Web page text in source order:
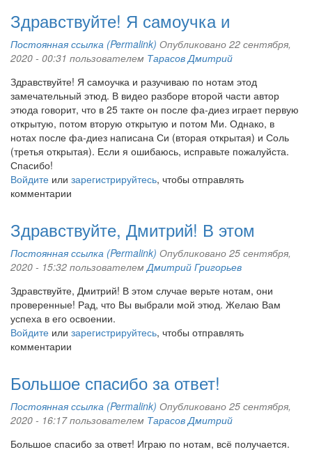
Здравствуйте! Я самоучка и
Постоянная ссылка (Permalink) Опубликовано 22 сентября,
2020 - 00:31 пользователем Тарасов Дмитрий
Здравствуйте! Я самоучка и разучиваю по нотам этод
замечательный этюд. В видео разборе второй части автор
этюда говорит, что в 25 такте он после фа-диез играет первую
открытую, потом вторую открытую и потом Ми. Однако, в
нотах после фа-диез написана Си (вторая открытая) и Соль
(третья открытая). Если я ошибаюсь, исправьте пожалуйста.
Спасибо!
Войдите или зарегистрируйтесь, чтобы отправлять
комментарии
Здравствуйте, Дмитрий! В этом
Постоянная ссылка (Permalink) Опубликовано 25 сентября,
2020 - 15:32 пользователемДмитрий Григорьев
Здравствуйте, Дмитрий! В этом случае верьте нотам, они
проверенные! Рад, что Вы выбрали мой этюд. Желаю Вам
успеха в его освоении.
Войдите или зарегистрируйтесь, чтобы отправлять
комментарии
Большое спасибо за ответ!
Постоянная ссылка (Permalink) Опубликовано 25 сентября,
2020 - 16:17 пользователем Тарасов Дмитрий
Большое спасибо за ответ! Играю по нотам, всё получается.